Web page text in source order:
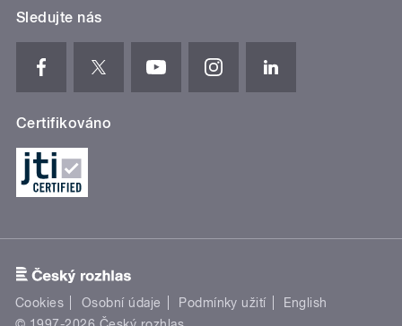
Sledujte nás
Certifikováno
Cookies Osobní údaje Podmínky užití
English